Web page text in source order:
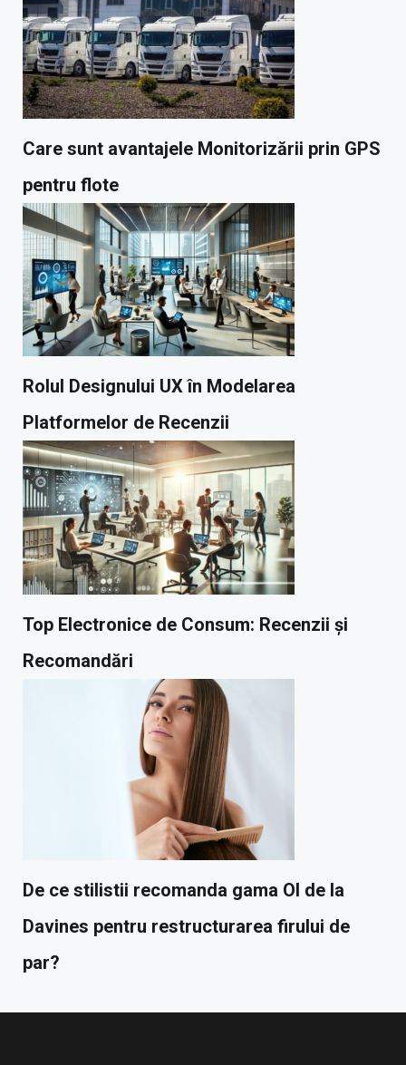
Care sunt avantajele Monitorizării prin GPS
pentru flote
Rolul Designului UX în Modelarea
Platformelor de Recenzii
Top Electronice de Consum: Recenzii și
Recomandări
De ce stilistii recomanda gama OI de la
Davines pentru restructurarea firului de
par?